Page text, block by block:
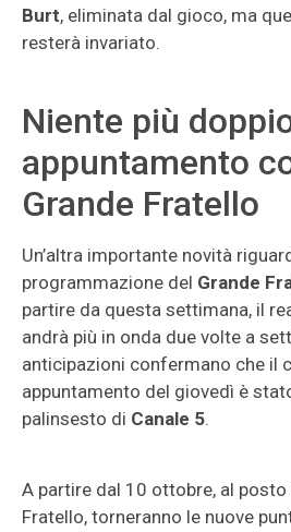
Burt, eliminata dal gioco, ma
resterà invariato.
Niente più
appuntamento
Grande Fratello
Un’altra importante novità
programmazione del Grande
partire da questa settimana, il
andrà più in onda due volte a
anticipazioni confermano che il
appuntamento del giovedì è
palinsesto di Canale 5.
A partire dal 10 ottobre, al posto
Fratello, torneranno le nuove